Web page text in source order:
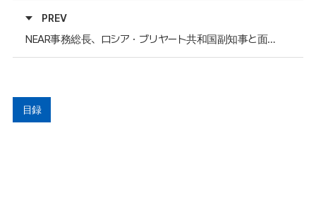
PREV
NEAR事務総長、ロシア・ブリヤート共和国副知事と面談
目録